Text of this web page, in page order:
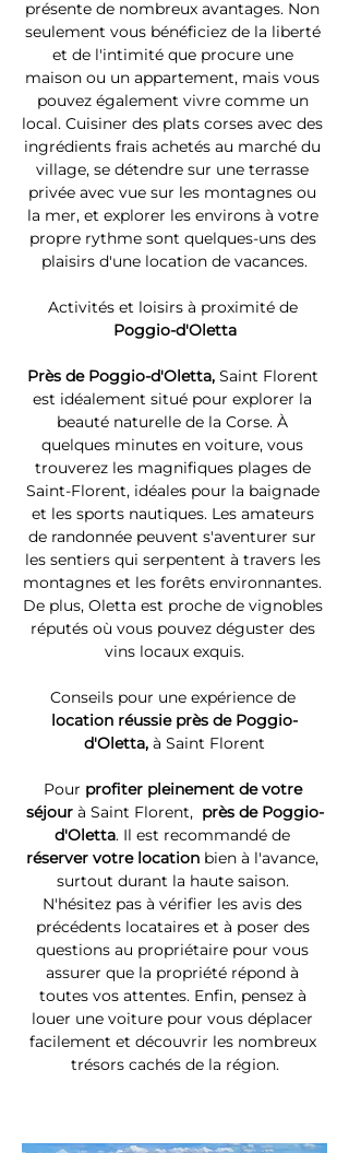
présente de nombreux avantages. Non
seulement vous bénéficiez de la liberté
et de l'intimité que procure une
maison ou un appartement, mais vous
pouvez également vivre comme un
local. Cuisiner des plats corses avec des
ingrédients frais achetés au marché du
village, se détendre sur une terrasse
privée avec vue sur les montagnes ou
la mer, et explorer les environs à votre
propre rythme sont quelques-uns des
plaisirs d'une location de vacances.
Activités et loisirs à proximité de
Poggio-d'Oletta
Près de Poggio-d'Oletta, Saint Florent
est idéalement situé pour explorer la
beauté naturelle de la Corse. À
quelques minutes en voiture, vous
trouverez les magnifiques plages de
Saint-Florent, idéales pour la baignade
et les sports nautiques. Les amateurs
de randonnée peuvent s'aventurer sur
les sentiers qui serpentent à travers les
montagnes et les forêts environnantes.
De plus, Oletta est proche de vignobles
réputés où vous pouvez déguster des
vins locaux exquis.
Conseils pour une expérience de
location réussie près de Poggio-
d'Oletta, à Saint Florent
Pour profiter pleinement de votre
séjour à Saint Florent, près de Poggio-
d'Oletta. Il est recommandé de
réserver votre location bien à l'avance,
surtout durant la haute saison.
N'hésitez pas à vérifier les avis des
précédents locataires et à poser des
questions au propriétaire pour vous
assurer que la propriété répond à
toutes vos attentes. Enfin, pensez à
louer une voiture pour vous déplacer
facilement et découvrir les nombreux
trésors cachés de la région.